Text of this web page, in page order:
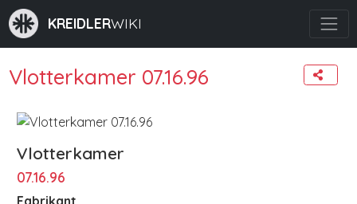
KREIDLERWIKI
Vlotterkamer 07.16.96
Vlotterkamer
07.16.96